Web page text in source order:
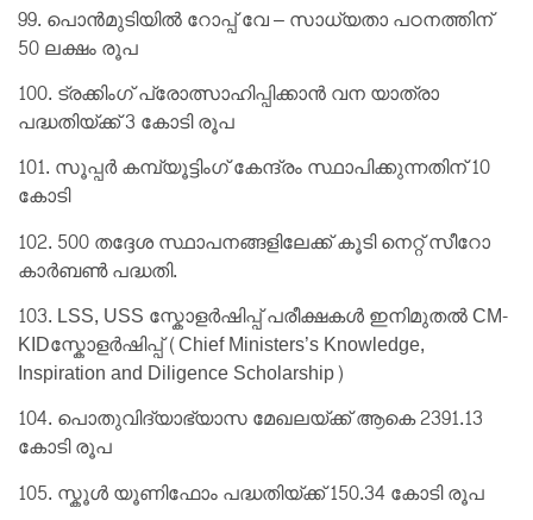
99. പൊൻമുടിയിൽ റോപ്പ് വേ – സാധ്യതാ പഠനത്തിന്
50 ലക്ഷം രൂപ
100. ട്രക്കിംഗ് പ്രോത്സാഹിപ്പിക്കാൻ വന യാത്രാ
പദ്ധതിയ്ക്ക് 3 കോടി രൂപ
101. സൂപ്പർ കമ്പ്യൂട്ടിംഗ് കേന്ദ്രം സ്ഥാപിക്കുന്നതിന് 10
കോടി
102. 500 തദ്ദേശ സ്ഥാപനങ്ങളിലേക്ക് കൂടി നെറ്റ് സീറോ
കാർബൺ പദ്ധതി.
103. LSS, USS സ്കോളർഷിപ്പ് പരീക്ഷകൾ ഇനിമുതൽ CM-
KIDസ്കോളർഷിപ്പ് (Chief Ministers’s Knowledge,
Inspiration and Diligence Scholarship)
104. പൊതുവിദ്യാഭ്യാസ മേഖലയ്ക്ക് ആകെ 2391.13
കോടി രൂപ
105. സ്കൂൾ യൂണിഫോം പദ്ധതിയ്ക്ക് 150.34 കോടി രൂപ